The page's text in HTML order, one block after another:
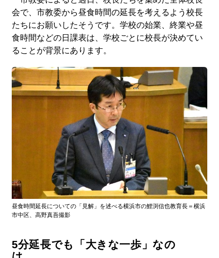
会で、市教委から昼食時間の延長を考えるよう校長
たちにお願いしたそうです。学校の始業、終業や昼
食時間などの日課表は、学校ごとに校長が決めてい
ることが背景にあります。
昼食時間延長についての「見解」を述べる横浜市の鯉渕信也教育長＝横浜
市中区、高野真吾撮影
5分延長でも「大きな一歩」なの